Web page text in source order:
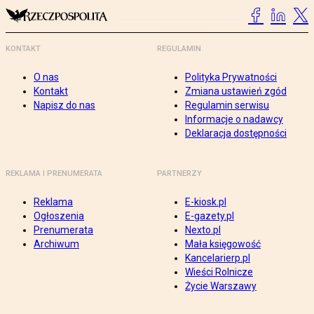
KONTAKT
O nas
Kontakt
Napisz do nas
REGULAMIN
Polityka Prywatności
Zmiana ustawień zgód
Regulamin serwisu
Informacje o nadawcy
Deklaracja dostępności
REKLAMA I PRENUMERATA
Reklama
Ogłoszenia
Prenumerata
Archiwum
PARTNERZY
E-kiosk.pl
E-gazety.pl
Nexto.pl
Mała księgowość
Kancelarierp.pl
Wieści Rolnicze
Życie Warszawy